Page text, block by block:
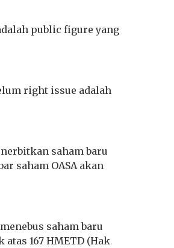
public figure yang
right issue adalah
saham baru
saham OASA akan
saham baru
167 HMETD (Hak